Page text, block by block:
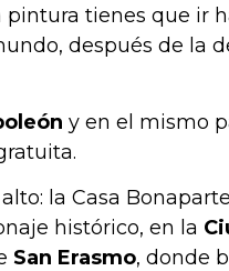
tienes que ir
después de la
y en el mismo
la Casa
histórico, en la
San Erasmo, donde